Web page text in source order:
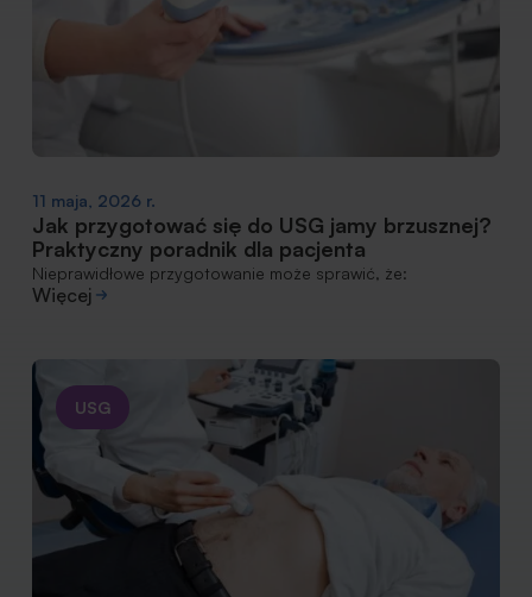
11 maja, 2026 r.
Jak przygotować się do USG jamy brzusznej?
Praktyczny poradnik dla pacjenta
Nieprawidłowe przygotowanie może sprawić, że:
Więcej
USG